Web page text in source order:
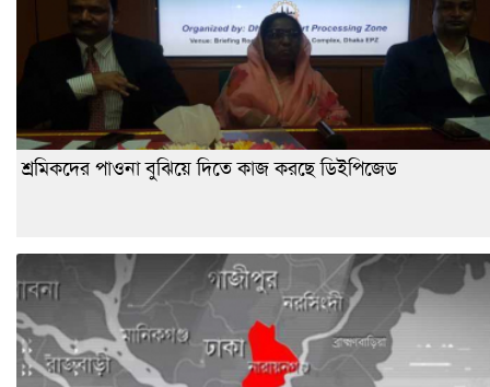
শ্রমিকদের পাওনা বুঝিয়ে দিতে কাজ করছে ডিইপিজেড